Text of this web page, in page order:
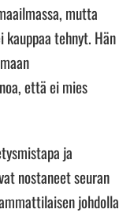
mutta
tehnyt. Hän
että ei mies
ja
nostaneet seuran
johdolla